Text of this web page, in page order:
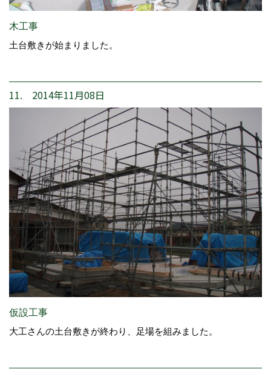
木工事
土台敷きが始まりました。
11. 2014年11月08日
仮設工事
大工さんの土台敷きが終わり、足場を組みました。